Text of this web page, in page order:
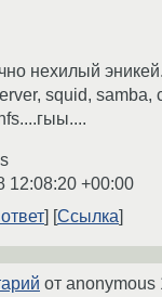
нехилый
squid, samba,
12:08:20 +00:00
Ссылка
от anonymous